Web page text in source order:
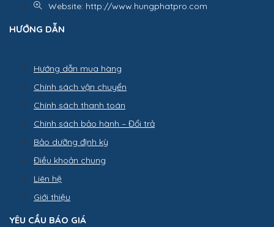
Website: http://www.hungphatpro.com
HƯỚNG DẪN
Hướng dẫn mua hàng
Chính sách vận chuyển
Chính sách thanh toán
Chính sách bảo hành – Đổi trả
Bảo dưỡng định kỳ
Điều khoản chung
Liên hệ
Giới thiệu
YÊU CẦU BÁO GIÁ